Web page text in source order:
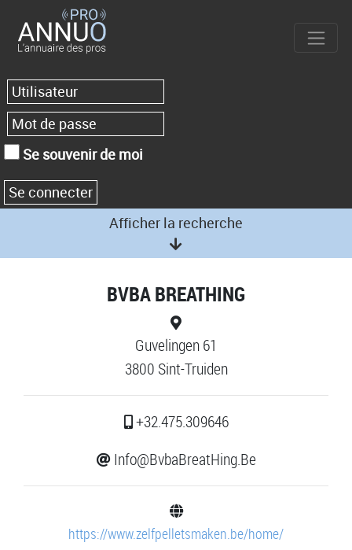
Se souvenir de moi
Afficher la recherche
BVBA BREATHING
Guvelingen 61
3800 Sint-Truiden
+32.475.309646
Info@BvbaBreatHing.Be
https://www.zelfpelletsmaken.be/home/